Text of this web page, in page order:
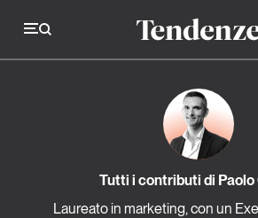
Tendenze
Economia e consumi
Innovazione
Tutti i contributi di Paolo
Laureato in marketing, con un